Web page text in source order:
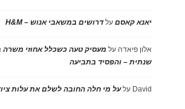
יאנא קאסםעלדרושים במשאבי אנוש – H&M
אלון פיאדה על מעסיק טעה כשכלל אחוזי משרה
שנתית – והפסיד בתביעה
David עלעל מי חלה החובה לשלם את עלות